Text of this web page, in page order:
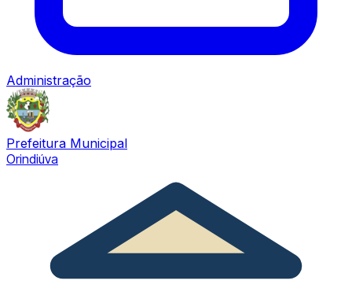
Administração
Prefeitura Municipal
Orindiúva